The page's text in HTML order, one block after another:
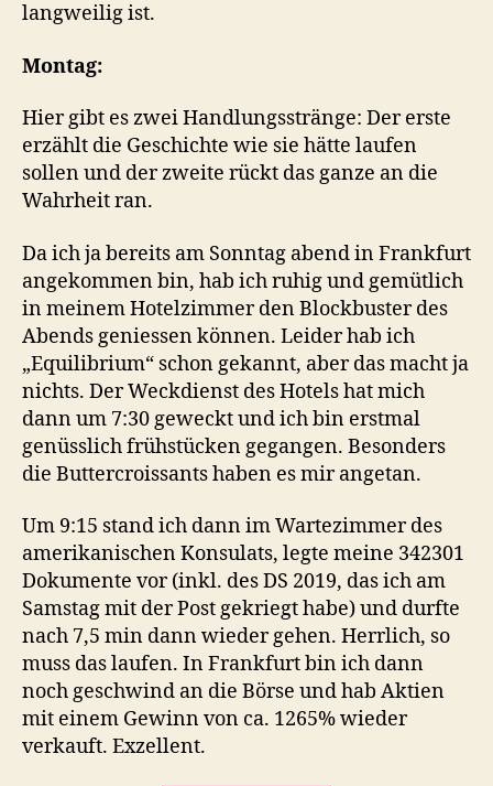
langweilig ist.
Montag:
Hier gibt es zwei Handlungsstränge: Der erste
erzählt die Geschichte wie sie hätte laufen
sollen und der zweite rückt das ganze an die
Wahrheit ran.
Da ich ja bereits am Sonntag abend in Frankfurt
angekommen bin, hab ich ruhig und gemütlich
in meinem Hotelzimmer den Blockbuster des
Abends geniessen können. Leider hab ich
„Equilibrium“ schon gekannt, aber das macht ja
nichts. Der Weckdienst des Hotels hat mich
dann um 7:30 geweckt und ich bin erstmal
genüsslich frühstücken gegangen. Besonders
die Buttercroissants haben es mir angetan.
Um 9:15 stand ich dann im Wartezimmer des
amerikanischen Konsulats, legte meine 342301
Dokumente vor (inkl. des DS 2019, das ich am
Samstag mit der Post gekriegt habe) und durfte
nach 7,5 min dann wieder gehen. Herrlich, so
muss das laufen. In Frankfurt bin ich dann
noch geschwind an die Börse und hab Aktien
mit einem Gewinn von ca. 1265% wieder
verkauft. Exzellent.